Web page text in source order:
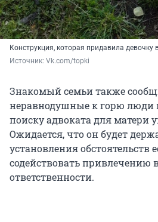
Конструкция, которая придавила девочку
Источник: Vk.com/topki
Знакомый семьи также
неравнодушные к горю люди
поиску адвоката для матери
Ожидается, что он будет
установления обстоятельств
содействовать привлечению
ответственности.